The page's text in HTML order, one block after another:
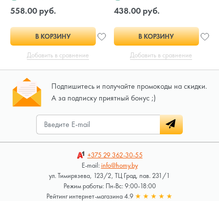
558.00 руб.
В КОРЗИНУ
Добавить в сравнение
438.00 руб.
В КОРЗИНУ
Добавить в сравнение
Подпишитесь и получайте промокоды на скидки.
А за подписку приятный бонус ;)
+375 29362-30-55
E-mail:info@homy.by
ул. Тимирязева, 123/2, ТЦ Град, пав. 231/1
Режим работы: Пн-Вс: 9:00-18:00
Рейтинг интернет-магазина 4.9 ★ ★ ★ ★ ★